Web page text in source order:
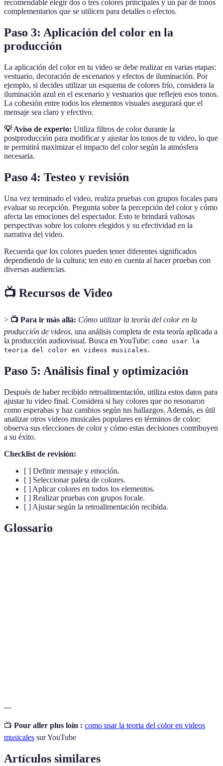
recomendable elegir dos o tres colores principales y un par de tonos
complementarios que se utilicen para detalles o efectos.
Paso 3: Aplicación del color en la
producción
La aplicación del color en tu video se debe realizar en varias etapas:
vestuario, decoración de escenarios y efectos de iluminación. Por
ejemplo, si decides utilizar un esquema de colores frío, considera la
iluminación azul en el escenario y vestuarios que reflejen esos tonos.
La cohesión entre todos los elementos visuales asegurará que el
mensaje sea claro y efectivo.
💡 Aviso de experto: Utiliza filtros de color durante la
postproducción para modificar y ajustar los tonos de tu video, lo que
te permitirá maximizar el impacto del color según la atmósfera
necesaria.
Paso 4: Testeo y revisión
Una vez terminado el video, realiza pruebas con grupos focales para
evaluar su recepción. Pregunta sobre la percepción del color y cómo
afecta las emociones del espectador. Esto te brindará valiosas
perspectivas sobre los colores elegidos y su efectividad en la
narrativa del video.
Recuerda que los colores pueden tener diferentes significados
dependiendo de la cultura; ten esto en cuenta al hacer pruebas con
diversas audiencias.
📺 Recursos de Video
> 📺 Para ir más allá: Cómo utilizar la teoría del color en la
producción de videos, una análisis completa de esta teoría aplicada a
la producción audiovisual. Busca en YouTube: como usar la
teoria del color en videos musicales.
Paso 5: Análisis final y optimización
Después de haber recibido retroalimentación, utiliza estos datos para
ajustar tu video final. Considera si hay colores que no resonaron
como esperabas y haz cambios según tus hallazgos. Además, es útil
analizar otros videos musicales populares en términos de color;
observa sus elecciones de color y cómo estas decisiones contribuyen
a su éxito.
Checklist de revisión:
[ ] Definir mensaje y emoción.
[ ] Seleccionar paleta de colores.
[ ] Aplicar colores en todos los elementos.
[ ] Realizar pruebas con grupos focale.
[ ] Ajustar según la retroalimentación recibida.
Glossario
---
📺 Pour aller plus loin : como usar la teoria del color en videos
musicales sur YouTube
Artículos similares